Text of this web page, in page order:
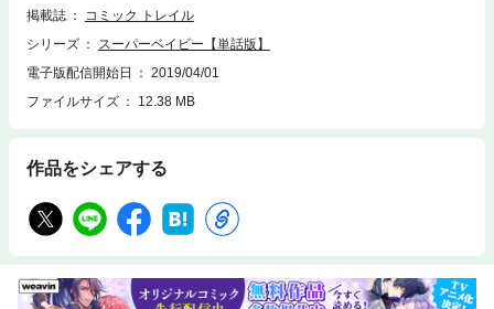
掲載誌
コミック トレイル
シリーズ
スーパーベイビー【単話版】
電子版配信開始日
2019/04/01
ファイルサイズ
12.38 MB
作品をシェアする